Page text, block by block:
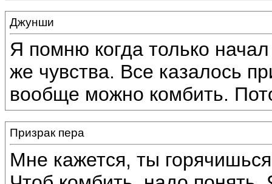
Джунши
Я помню когда только
же чувства. Все казалось
вообще можно комбить.
Призрак пера
Мне кажется, ты